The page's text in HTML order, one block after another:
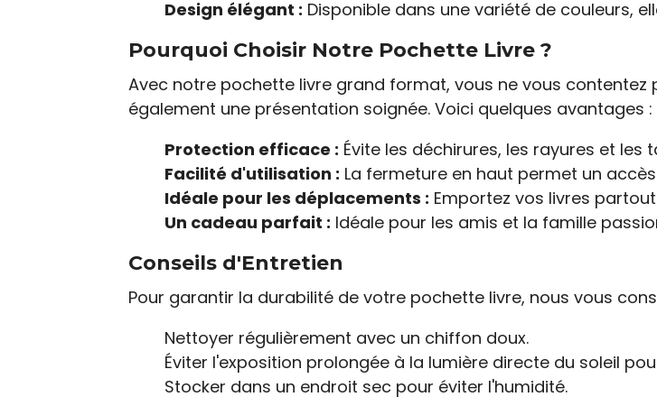
Design élégant : Disponible dans une variété de couleurs,
Pourquoi Choisir Notre Pochette Livre ?
Avec notre pochette livre grand format, vous ne vous contentez
également une présentation soignée. Voici quelques avantages :
Protection efficace : Évite les déchirures, les rayures et les
Facilité d'utilisation : La fermeture en haut permet un
Idéale pour les déplacements : Emportez vos livres
Un cadeau parfait : Idéale pour les amis et la famille
Conseils d'Entretien
Pour garantir la durabilité de votre pochette livre, nous vous
Nettoyer régulièrement avec un chiffon doux.
Éviter l'exposition prolongée à la lumière directe du soleil
Stocker dans un endroit sec pour éviter l'humidité.